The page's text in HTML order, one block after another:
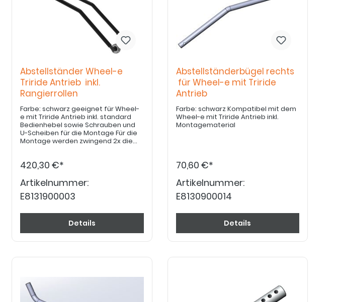
Abstellständer Wheel-e
Triride Antrieb inkl.
Rangierrollen
Farbe: schwarz geeignet für Wheel-
e mit Triride Antrieb inkl. standard
Bedienhebel sowie Schrauben und
U-Scheiben für die Montage Für die
Montage werden zwingend 2x die
Schraubenkopfdistanzen für den
Gabelholm E8100900022 benötigt.
Diese Teile sind in der Regel
vorhanden und müssen nur bei
einem Defekt ersetzt werden.
420,30 €*
Artikelnummer:
E8131900003
Details
Abstellständerbügel rechts
für Wheel-e mit Triride
Antrieb
Farbe: schwarz Kompatibel mit dem
Wheel-e mit Triride Antrieb inkl.
Montagematerial
70,60 €*
Artikelnummer:
E8130900014
Details